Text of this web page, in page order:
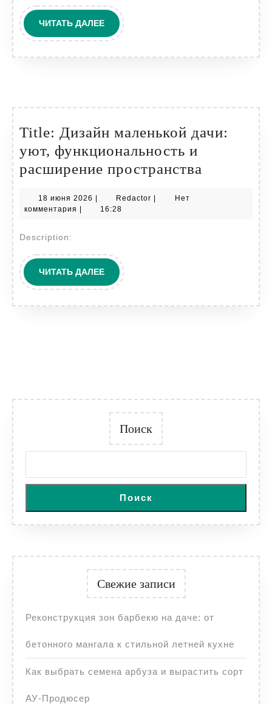
ЧИТАТЬ ДАЛЕЕЧИТАТЬ
ДАЛЕЕ
Title: Дизайн маленькой дачи:
уют, функциональность и
расширение пространства
18 июня 2026 18
июня
Redactor Redactor
Нет
комментария
16:28
Description:
ЧИТАТЬ ДАЛЕЕЧИТАТЬ
ДАЛЕЕ
Поиск
Поиск
Свежие записи
Реконструкция зон барбекю на даче: от
бетонного мангала к стильной летней кухне
Как выбрать семена арбуза и вырастить сорт
АУ-Продюсер